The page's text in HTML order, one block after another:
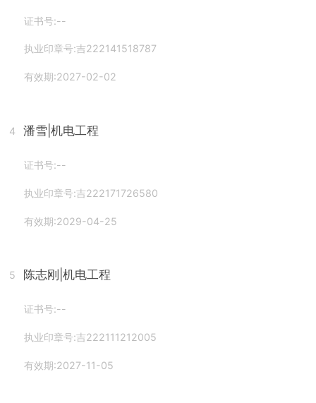
证书号:--
执业印章号:吉222141518787
有效期:2027-02-02
4 潘雪 |机电工程
证书号:--
执业印章号:吉222171726580
有效期:2029-04-25
5 陈志刚 |机电工程
证书号:--
执业印章号:吉222111212005
有效期:2027-11-05